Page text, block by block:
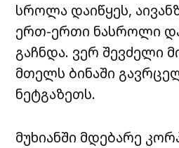
სროლა დაიწყეს,
ერთ-ერთი ნასროლი
გაჩნდა. ვერ შევძელი
მთელს ბინაში
ნეტგაზეთს.
მუხიანში მდებარე